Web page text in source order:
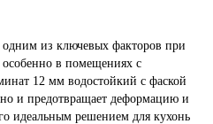
одним из ключевых факторов при
в помещениях с
12 мм водостойкий с фаской
и предотвращает деформацию и
идеальным решением для кухонь